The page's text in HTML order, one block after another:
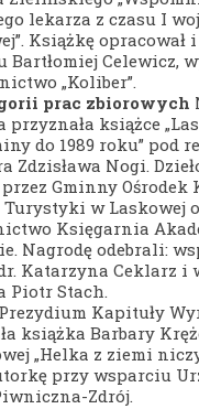
lekarza z czasu I
Książkę opracował
Bartłomiej Celewicz,
„Koliber”.
prac zbiorowych
przyznała książce
do 1989 roku” pod
Zdzisława Nogi.
Gminny Ośrodek
w Laskowej
Księgarnia
Nagrodę odebrali:
Katarzyna Ceklarz i
Piotr Stach.
Kapituły
książka Barbary
„Helka z ziemi
przy wsparciu
Zdrój.